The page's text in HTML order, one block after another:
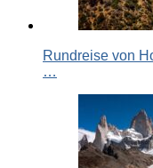
Rundreise von
…